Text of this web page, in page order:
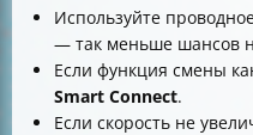
Используйте
— так меньше шансов
Если функция смены
Smart Connect.
Если скорость не